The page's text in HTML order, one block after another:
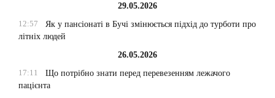
29.05.2026
12:57
Як у пансіонаті в Бучі змінюється підхід до турботи про
літніх людей
26.05.2026
17:11
Що потрібно знати перед перевезенням лежачого
пацієнта